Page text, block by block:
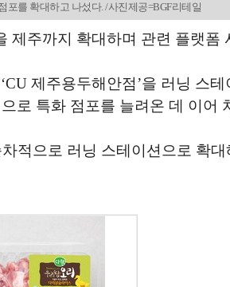
포를 확대하고 나섰다. /사진제공=BGF리테일
제주까지 확대하며 관련 플랫폼
제주용두해안점’을 러닝 스
로 특화 점포를 늘려온 데 이어
적으로 러닝 스테이션으로 확